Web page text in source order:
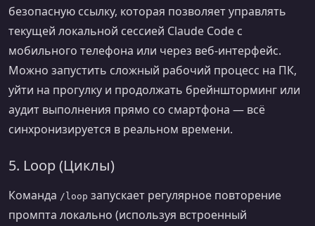
безопасную ссылку, которая позволяет управлять
текущей локальной сессией Claude Code с
мобильного телефона или через веб-интерфейс.
Можно запустить сложный рабочий процесс на ПК,
уйти на прогулку и продолжать брейншторминг или
аудит выполнения прямо со смартфона — всё
синхронизируется в реальном времени.
5. Loop (Циклы)
Команда /loop запускает регулярное повторение
промпта локально (используя встроенный